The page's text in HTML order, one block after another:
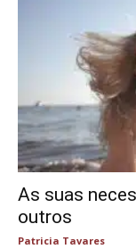
As suas
outros
Patricia Tavares